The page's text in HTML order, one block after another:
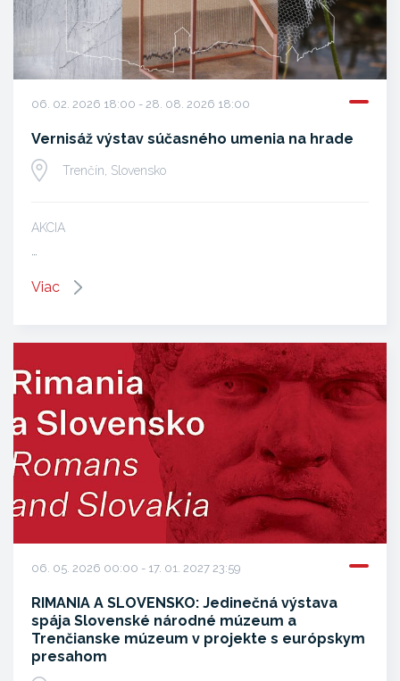
06. 02. 2026 18:00 - 28. 08. 2026 18:00
Vernisáž výstav súčasného umenia na hrade
Trenčín, Slovensko
AKCIA
Viac
06. 05. 2026 00:00 - 17. 01. 2027 23:59
RIMANIA A SLOVENSKO: Jedinečná výstava
spája Slovenské národné múzeum a
Trenčianske múzeum v projekte s európskym
presahom